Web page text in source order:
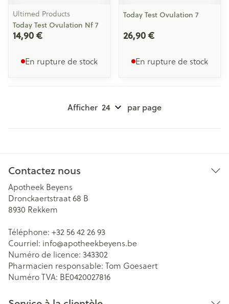
Ultimed Products
Today Test Ovulation Nf 7
14,90 €
En rupture de stock
Today Test Ovulation 7
26,90 €
En rupture de stock
Afficher par page
Contactez nous
Apotheek Beyens
Dronckaertstraat 68 B
8930 Rekkem
Téléphone: +32 56 42 26 93
Courriel: info@apotheekbeyens.be
Numéro de licence: 343302
Pharmacien responsable: Tom Goesaert
Numéro TVA: BE0420027816